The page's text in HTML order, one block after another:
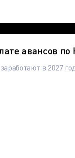
авансов
в 2027